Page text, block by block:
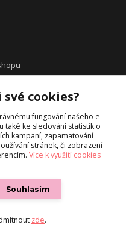
cookies?
fungování našeho e-
také ke sledování statistik o
kampaní, zapamatování
stránek, či zobrazení
Více k využití cookies
Souhlasím
zde.